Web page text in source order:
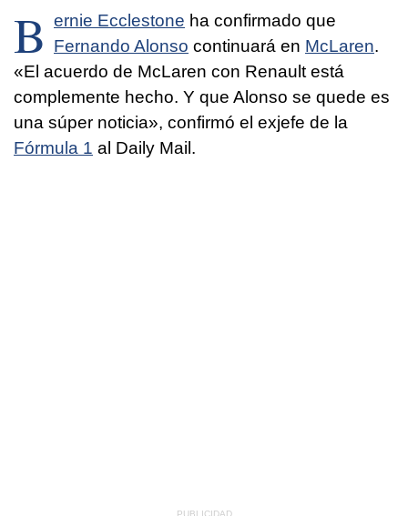
B ernie Ecclestone ha confirmado que
Fernando Alonso continuará en McLaren.
«El acuerdo de McLaren con Renault está
complemente hecho. Y que Alonso se quede es
una súper noticia», confirmó el exjefe de la
Fórmula 1 al Daily Mail.